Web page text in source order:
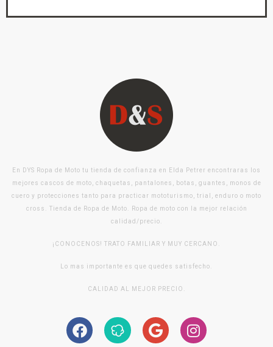
En DYS Ropa de Moto tu tienda de confianza en Elda Petrer encontraras los
mejores cascos de moto, chaquetas, pantalones, botas, guantes, monos de
cuero y protecciones tanto para practicar mototurismo, trial, enduro o moto
cross. Tienda de Ropa de Moto. Ropa de moto con la mejor relación
calidad/precio.
¡CONOCENOS! TRATO FAMILIAR Y MUY CERCANO.
Lo mas importante es que quedes satisfecho.
CALIDAD AL MEJOR PRECIO.